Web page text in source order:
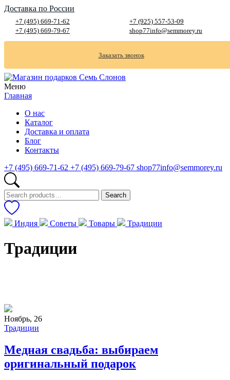
Доставка по России
+7 (495) 669-71-62
+7 (495) 669-79-67
+7 (925) 557-53-09
shop77info@semmorey.ru
Заказать звонок
Меню
Главная
О нас
Каталог
Доставка и оплата
Блог
Контакты
+7 (495) 669-71-62 +7 (495) 669-79-67 shop77info@semmorey.ru
Search
for:
Search
Индия Советы Товары Традиции
Традиции
Ноябрь, 26
Традиции
Медная свадьба: выбираем
оригинальный подарок